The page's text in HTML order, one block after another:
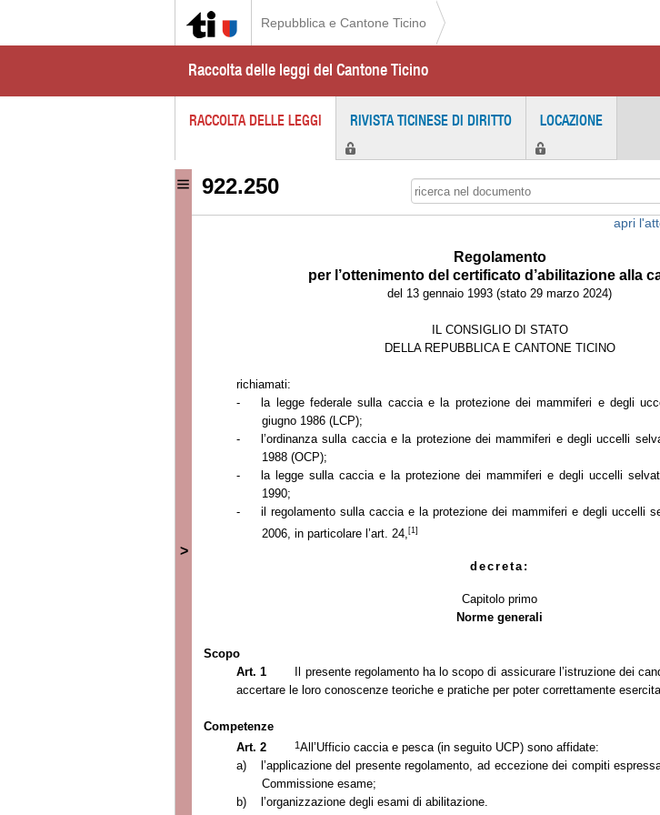
Repubblica e Cantone Ticino
Raccolta delle leggi del Cantone Ticino
RACCOLTA DELLE LEGGI RIVISTA TICINESE DI DIRITTO LOCAZIONE
>
922.250
apri
Regolamento
per l’ottenimento del certificato d’abilitazione alla
del 13 gennaio 1993 (stato 29 marzo 2024)
IL CONSIGLIO DI STATO
DELLA REPUBBLICA E CANTONE TICINO
richiamati:
-
la legge federale sulla caccia e la protezione dei mammiferi e degli
giugno 1986 (LCP);
-
l’ordinanza sulla caccia e la protezione dei mammiferi e degli uccelli
1988 (OCP);
-
la legge sulla caccia e la protezione dei mammiferi e degli uccelli
1990;
-
il regolamento sulla caccia e la protezione dei mammiferi e degli uccelli
2006, in particolare l’art. 24, [1]
decreta:
Capitolo primo
Norme generali
Scopo
Art. 1
Il presente regolamento ha lo scopo di assicurare l’istruzione dei
accertare le loro conoscenze teoriche e pratiche per poter correttamente
Competenze
Art. 2
1All’Ufficio caccia e pesca (in seguito UCP) sono affidate:
a)
l’applicazione del presente regolamento, ad eccezione dei compiti
Commissione esame;
b)
l’organizzazione degli esami di abilitazione.